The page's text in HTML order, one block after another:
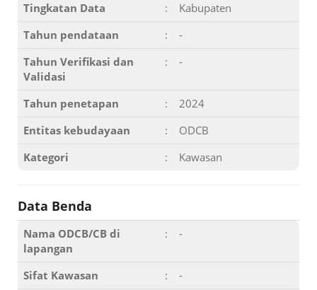
Tingkatan Data :
Kabupaten
Tahun pendataan
:
-
Tahun Verifikasi dan
Validasi
: -
Tahun penetapan :
2024
Entitas kebudayaan
:
ODCB
Kategori
: Kawasan
Data Benda
Nama ODCB/CB di
lapangan
: -
Sifat Kawasan :
-